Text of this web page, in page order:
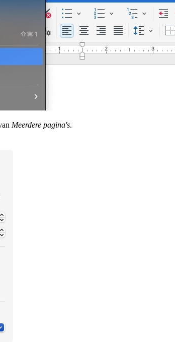
Meerdere pagina's.